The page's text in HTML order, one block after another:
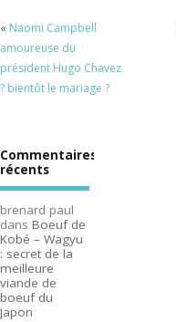
« Naomi Campbell
amoureuse du
président Hugo Chavez
? bientôt le mariage ?
Commentaires
récents
brenard paul
dans Boeuf de
Kobé – Wagyu
: secret de la
meilleure
viande de
boeuf du
Japon